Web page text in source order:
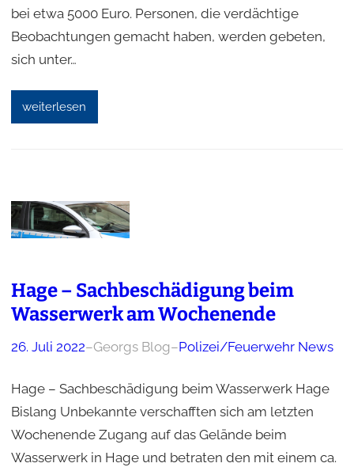
bei etwa 5000 Euro. Personen, die verdächtige
Beobachtungen gemacht haben, werden gebeten,
sich unter…
weiterlesen
Hage – Sachbeschädigung beim
Wasserwerk am Wochenende
26. Juli 2022–Georgs Blog–Polizei/Feuerwehr News
Hage – Sachbeschädigung beim Wasserwerk Hage
Bislang Unbekannte verschafften sich am letzten
Wochenende Zugang auf das Gelände beim
Wasserwerk in Hage und betraten den mit einem ca.